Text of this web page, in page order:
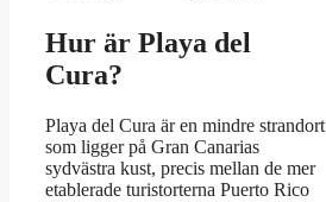
Hur är Playa del
Cura?
Playa del Cura är en mindre strandort
som ligger på Gran Canarias
sydvästra kust, precis mellan de mer
etablerade turistorterna Puerto Rico